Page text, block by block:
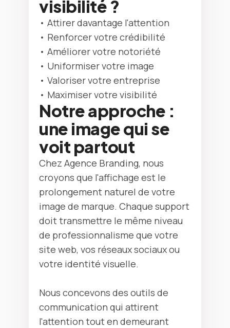
visibilité ?
• Attirer davantage l'attention
• Renforcer votre crédibilité
• Améliorer votre notoriété
• Uniformiser votre image
• Valoriser votre entreprise
• Maximiser votre visibilité
Notre approche :
une image qui se
voit partout
Chez Agence Branding, nous
croyons que l'affichage est le
prolongement naturel de votre
image de marque. Chaque support
doit transmettre le même niveau
de professionnalisme que votre
site web, vos réseaux sociaux ou
votre identité visuelle.
Nous concevons des outils de
communication qui attirent
l'attention tout en demeurant